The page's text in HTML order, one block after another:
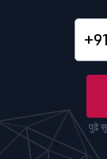
+91
पुढे